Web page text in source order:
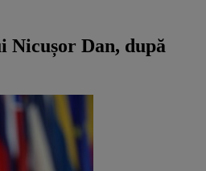
Nicușor Dan, după